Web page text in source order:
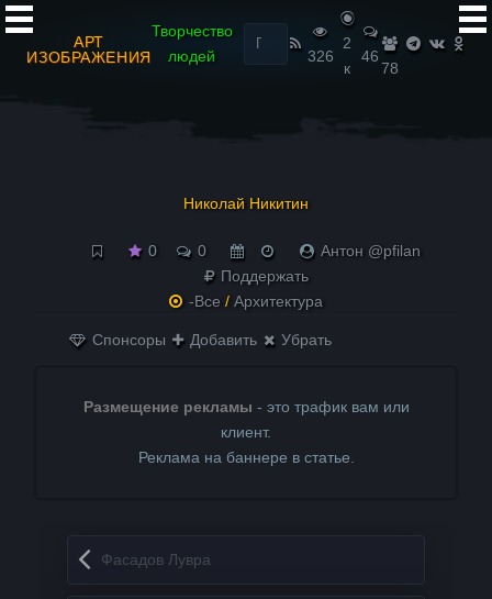
АРТ
ИЗОБРАЖЕНИЯ
Творчество
людей
Найти:
326
2
к
46
78
Николай Никитин
0 0
Антон @pfilan
Поддержать
-Все / Архитектура
Спонсоры Добавить Убрать
Размещение рекламы - это трафик вам или
клиент.
Реклама на баннере в статье.
Запись навигация
Фасадов Лувра